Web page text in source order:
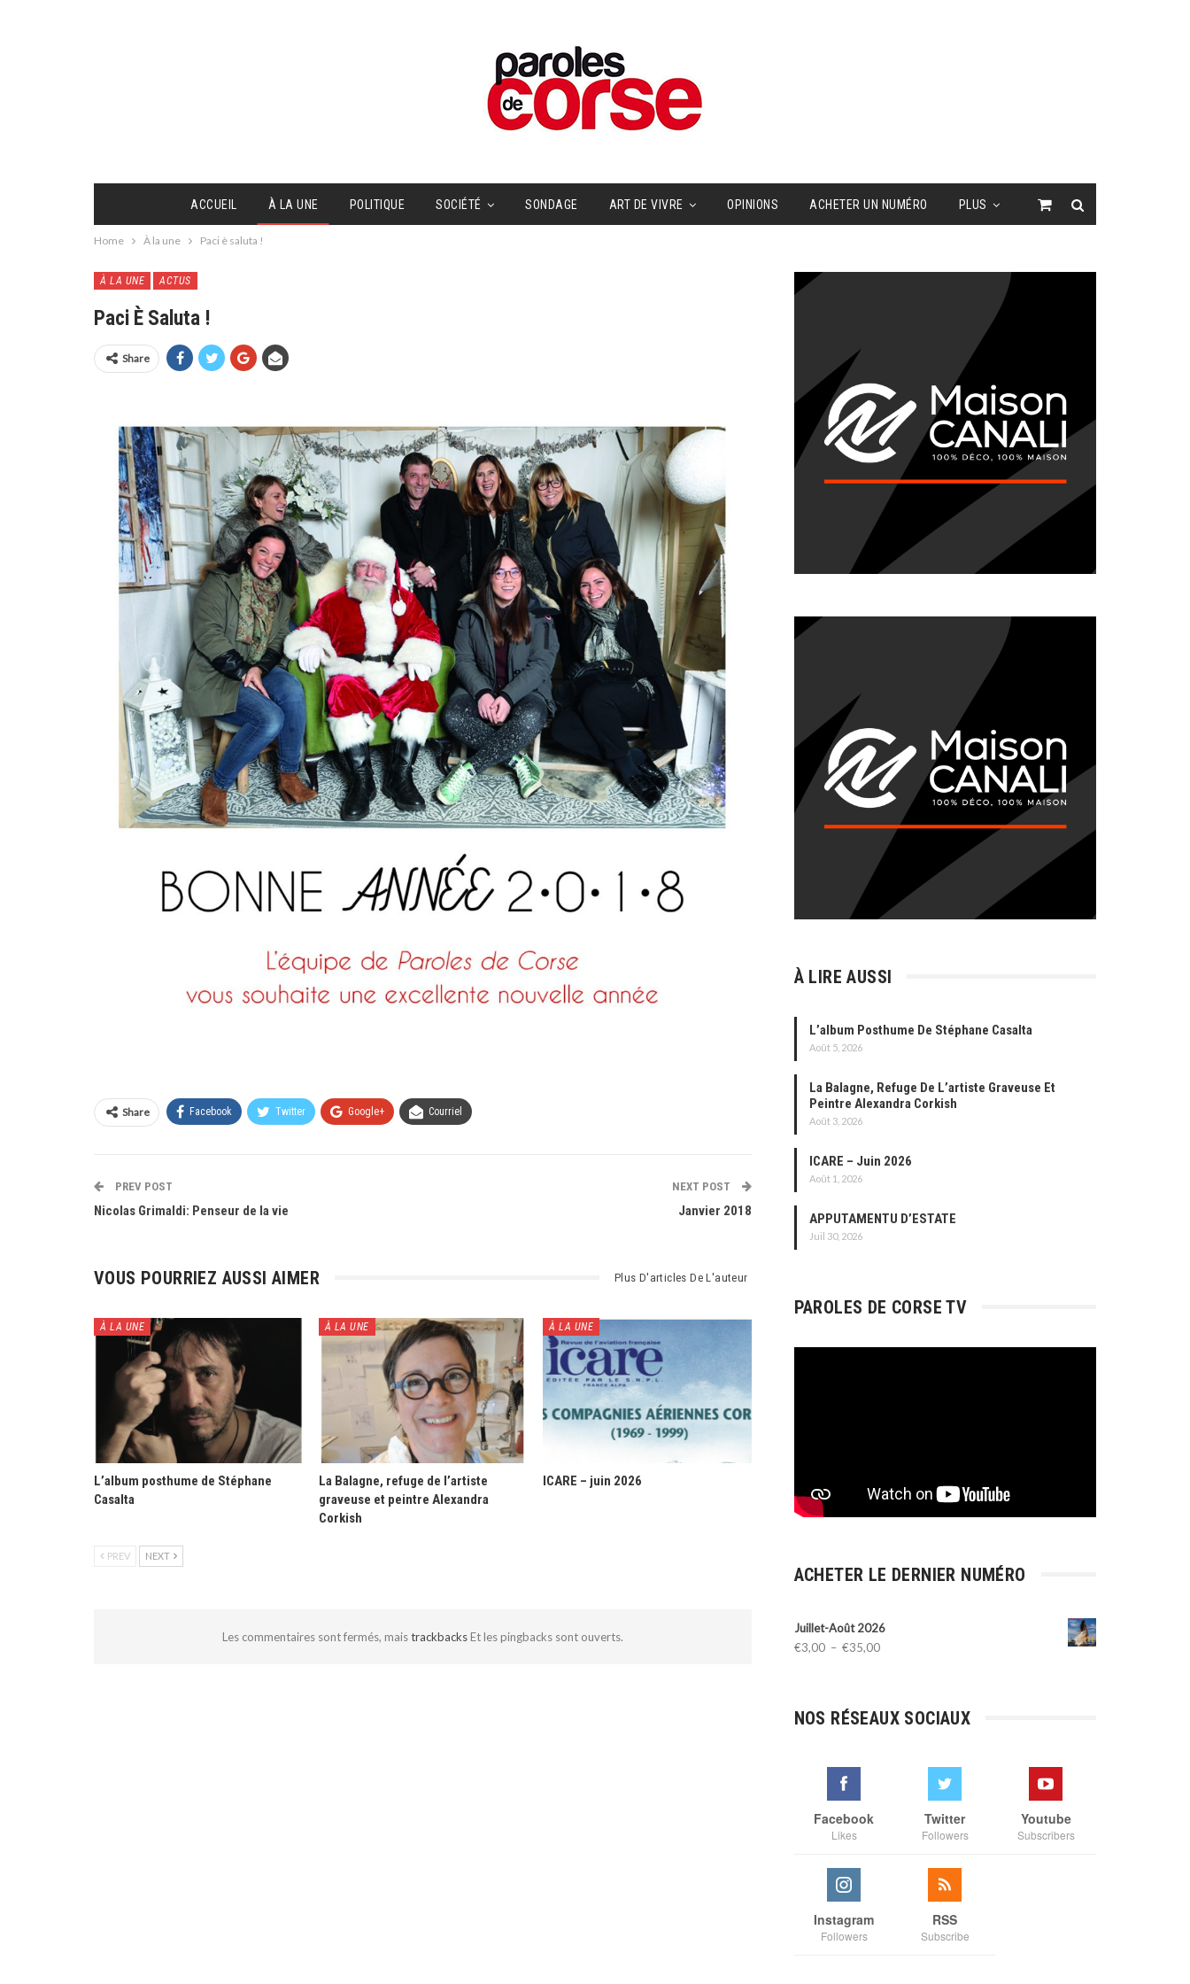
ACCUEIL À LA UNE POLITIQUE SOCIÉTÉ SONDAGE ART DE VIVRE OPINIONS ACHETER UN NUMÉRO PLUS
Home À la une Paci è saluta !
À LA UNE ACTUS
Paci È Saluta !
Share
Share Facebook Twitter Google+ Courriel
PREV POST
Nicolas Grimaldi: Penseur de la vie
NEXT POST
Janvier 2018
VOUS POURRIEZ AUSSI AIMER Plus D'articles De L'auteur
À LA UNE
L’album posthume de Stéphane
Casalta
À LA UNE
La Balagne, refuge de l’artiste
graveuse et peintre Alexandra
Corkish
À LA UNE
ICARE – juin 2026
PREV NEXT
Les commentaires sont fermés, maistrackbacks Et les pingbacks sont ouverts.
À LIRE AUSSI
L’album Posthume De Stéphane Casalta
Août 5, 2026
La Balagne, Refuge De L’artiste Graveuse Et
Peintre Alexandra Corkish
Août 3, 2026
ICARE – Juin 2026
Août 1, 2026
APPUTAMENTU D’ESTATE
Juil 30, 2026
PAROLES DE CORSE TV
ACHETER LE DERNIER NUMÉRO
Juillet-Août 2026
€3,00 – €35,00Plage
à
NOS RÉSEAUX SOCIAUX
Facebook
Likes
Twitter
Followers
Youtube
Subscribers
Instagram
Followers
RSS
Subscribe